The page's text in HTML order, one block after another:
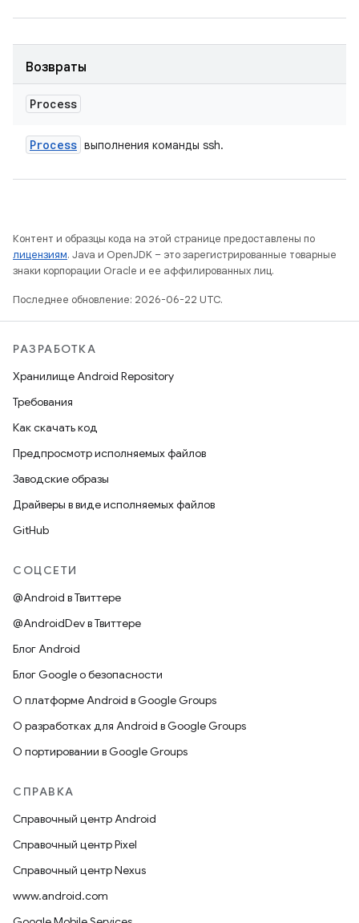
Возвраты
Process
Process выполнения команды ssh.
Контент и образцы кода на этой странице предоставлены по
лицензиям. Java и OpenJDK – это зарегистрированные товарные
знаки корпорации Oracle и ее аффилированных лиц.
Последнее обновление: 2026-06-22 UTC.
РАЗРАБОТКА
Хранилище Android Repository
Требования
Как скачать код
Предпросмотр исполняемых файлов
Заводские образы
Драйверы в виде исполняемых файлов
GitHub
СОЦСЕТИ
@Android в Твиттере
@AndroidDev в Твиттере
Блог Android
Блог Google о безопасности
О платформе Android в Google Groups
О разработках для Android в Google Groups
О портировании в Google Groups
СПРАВКА
Справочный центр Android
Справочный центр Pixel
Справочный центр Nexus
www.android.com